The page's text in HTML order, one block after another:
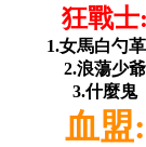
狂戰士:
1.女馬白勺
2.浪蕩少爺
3.什麼鬼
血盟: